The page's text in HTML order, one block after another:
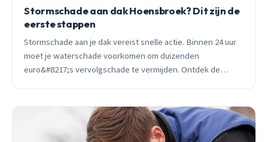
Stormschade aan dak Hoensbroek? Dit zijn de
eerste stappen
Stormschade aan je dak vereist snelle actie. Binnen 24 uur
moet je waterschade voorkomen om duizenden
euro&#8217;s vervolgschade te vermijden. Ontdek de